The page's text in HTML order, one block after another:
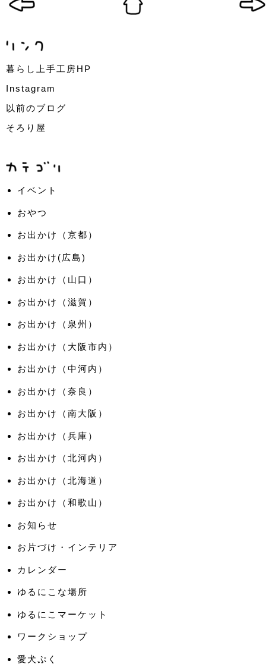
暮らし上手工房HP
Instagram
以前のブログ
そろり屋
イベント
おやつ
お出かけ（京都）
お出かけ(広島)
お出かけ（山口）
お出かけ（滋賀）
お出かけ（泉州）
お出かけ（大阪市内）
お出かけ（中河内）
お出かけ（奈良）
お出かけ（南大阪）
お出かけ（兵庫）
お出かけ（北河内）
お出かけ（北海道）
お出かけ（和歌山）
お知らせ
お片づけ・インテリア
カレンダー
ゆるにこな場所
ゆるにこマーケット
ワークショップ
愛犬ぷく